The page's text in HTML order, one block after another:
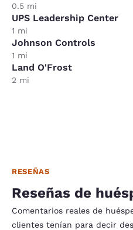
0.5 mi
UPS Leadership Center
1 mi
Johnson Controls
1 mi
Land O'Frost
2 mi
RESEÑAS
Reseñas de
Comentarios reales de
clientes tenían para decir